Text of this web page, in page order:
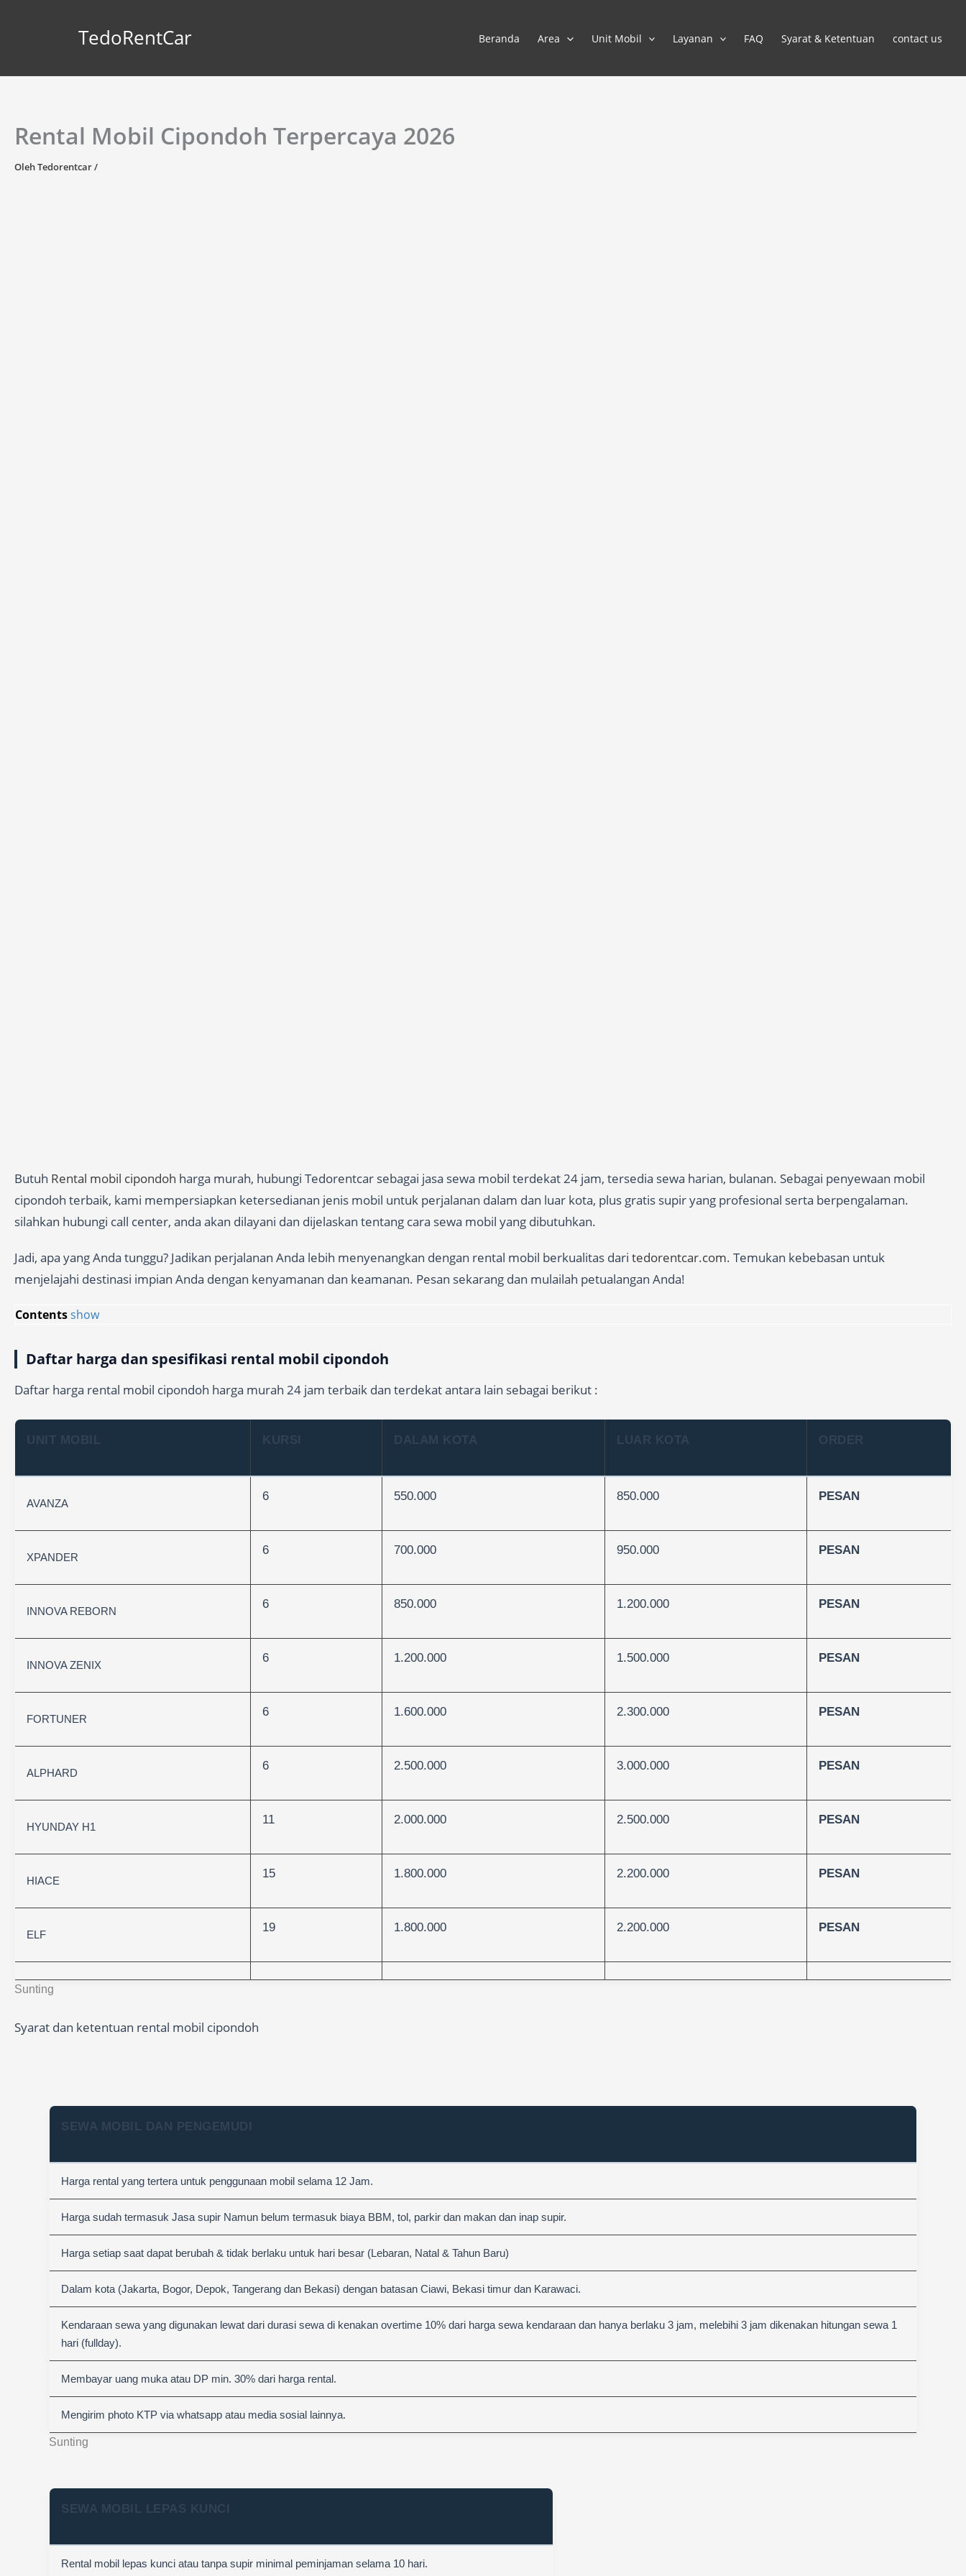
TedoRentCar Beranda Area Unit Mobil Layanan FAQ Syarat & Ketentuan contact us
Rental Mobil Cipondoh Terpercaya 2026
OlehTedorentcar/
Butuh Rental mobil cipondoh harga murah, hubungi Tedorentcar sebagai jasa sewa mobil terdekat 24 jam, tersedia sewa harian, bulanan. Sebagai penyewaan mobil
cipondoh terbaik, kami mempersiapkan ketersedianan jenis mobil untuk perjalanan dalam dan luar kota, plus gratis supir yang profesional serta berpengalaman.
silahkan hubungi call center, anda akan dilayani dan dijelaskan tentang cara sewa mobil yang dibutuhkan.
Jadi, apa yang Anda tunggu? Jadikan perjalanan Anda lebih menyenangkan dengan rental mobil berkualitas dari tedorentcar.com. Temukan kebebasan untuk
menjelajahi destinasi impian Anda dengan kenyamanan dan keamanan. Pesan sekarang dan mulailah petualangan Anda!
Contentsshow
Daftar harga dan spesifikasi rental mobil cipondoh
Daftar harga rental mobil cipondoh harga murah 24 jam terbaik dan terdekat antara lain sebagai berikut :
Sunting
UNIT MOBIL KURSI DALAM KOTA LUAR KOTA ORDER
AVANZA
6 550.000 850.000 PESAN
XPANDER
6 700.000 950.000 PESAN
INNOVA REBORN
6 850.000 1.200.000 PESAN
INNOVA ZENIX
6 1.200.000 1.500.000 PESAN
FORTUNER
6 1.600.000 2.300.000 PESAN
ALPHARD
6 2.500.000 3.000.000 PESAN
HYUNDAY H1
11 2.000.000 2.500.000 PESAN
HIACE
15 1.800.000 2.200.000 PESAN
ELF
19 1.800.000 2.200.000 PESAN
Syarat dan ketentuan rental mobil cipondoh
Sunting
SEWA MOBIL DAN PENGEMUDI
Harga rental yang tertera untuk penggunaan mobil selama 12 Jam.
Harga sudah termasuk Jasa supir Namun belum termasuk biaya BBM, tol, parkir dan makan dan inap supir.
Harga setiap saat dapat berubah & tidak berlaku untuk hari besar (Lebaran, Natal & Tahun Baru)
Dalam kota (Jakarta, Bogor, Depok, Tangerang dan Bekasi) dengan batasan Ciawi, Bekasi timur dan Karawaci.
Kendaraan sewa yang digunakan lewat dari durasi sewa di kenakan overtime 10% dari harga sewa kendaraan dan hanya berlaku 3 jam, melebihi 3 jam dikenakan hitungan sewa 1
hari (fullday).
Membayar uang muka atau DP min. 30% dari harga rental.
Mengirim photo KTP via whatsapp atau media sosial lainnya.
SEWA MOBIL LEPAS KUNCI
Rental mobil lepas kunci atau tanpa supir minimal peminjaman selama 10 hari.